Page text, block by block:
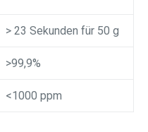
> 23 Sekunden für 50 g
>99,9%
<1000 ppm